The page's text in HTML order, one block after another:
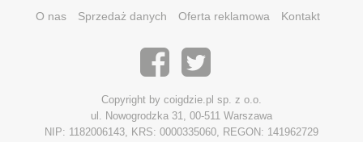
O nas Sprzedaż danych Oferta reklamowa Kontakt
Copyright by coigdzie.pl sp. z o.o.
ul. Nowogrodzka 31, 00-511 Warszawa
NIP: 1182006143, KRS: 0000335060, REGON: 141962729